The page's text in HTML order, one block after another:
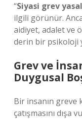
“Siyasi grev
ilgili görünür.
aidiyet, adalet ve
derin bir psikoloji
Grev ve
Duygusal
Bir insanın greve
çatışmasını dışa